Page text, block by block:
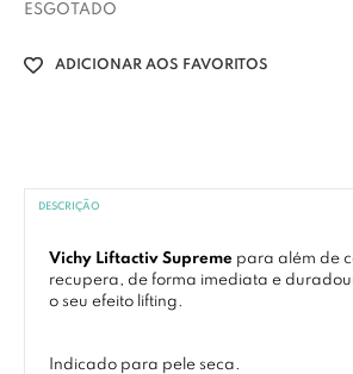
ESGOTADO
ADICIONAR AOS FAVORITOS
DESCRIÇÃO
Vichy Liftactiv Supreme para além de
recupera, de forma imediata e
o seu efeito lifting.
Indicado para pele seca.